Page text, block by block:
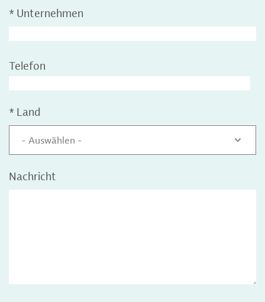
* Unternehmen
Telefon
* Land
- Auswählen -
Nachricht